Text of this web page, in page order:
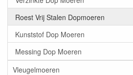
Roest Vrij Stalen Dopmoeren
Kunststof Dop Moeren
Messing Dop Moeren
Vleugelmoeren